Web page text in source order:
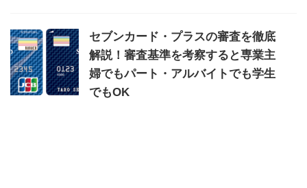
セブンカード・プラスの審査を徹底
解説！審査基準を考察すると専業主
婦でもパート・アルバイトでも学生
でもOK